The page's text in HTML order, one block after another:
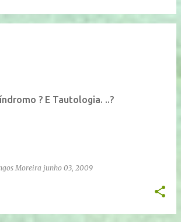
? E Tautologia. ..?
Moreira junho 03, 2009